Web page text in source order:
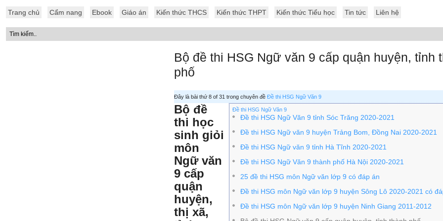
Trang chủ Cẩm nang Ebook Giáo án Kiến thức THCS Kiến thức THPT Kiến thức Tiểu học Tin tức Liên hệ
Bộ đề thi HSG Ngữ văn 9 cấp quận huyện, tỉnh
phố
Đây là bài thứ 8 of 31 trong chuyên đề Đề thi HSG Ngữ Văn 9
Đề thi HSG Ngữ Văn 9
Đề thi HSG Ngữ Văn 9 tỉnh Sóc Trăng 2020-2021
Đề thi HSG Ngữ văn 9 huyện Trảng Bom, Đồng Nai 2020-2021
Đề thi HSG Ngữ văn 9 tỉnh Hà Tĩnh 2020-2021
Đề thi HSG Ngữ Văn 9 thành phố Hà Nội 2020-2021
25 đề thi HSG môn Ngữ văn lớp 9 có đáp án
Đề thi HSG môn Ngữ văn lớp 9 huyện Sông Lô 2020-2021 có
Đề thi HSG môn Ngữ văn lớp 9 huyện Ninh Giang 2011-2012
Bộ đề
thi học
sinh giỏi
môn
Ngữ văn
9 cấp
quận
huyện,
thị xã,